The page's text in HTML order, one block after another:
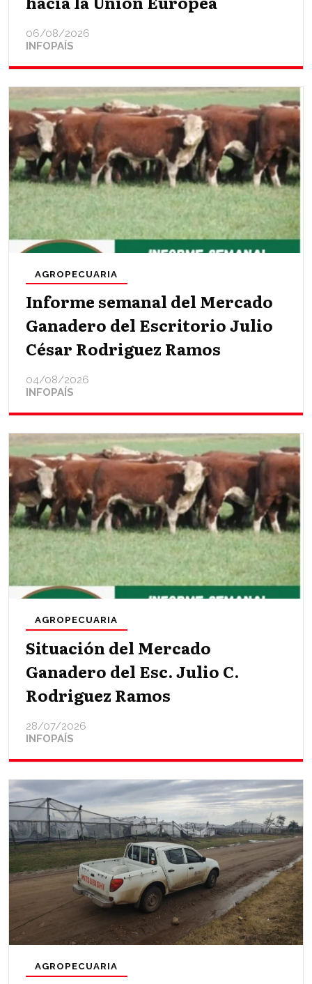
INFOPAÍS
06/08/2026
Informe semanal del Mercado
Ganadero del Escritorio Julio
César Rodriguez Ramos
INFOPAÍS
AGROPECUARIA
04/08/2026
Situación del Mercado
Ganadero del Esc. Julio C.
Rodriguez Ramos
INFOPAÍS
AGROPECUARIA
28/07/2026
AGROPECUARIA